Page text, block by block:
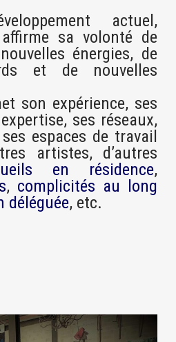
actuel,
sa volonté de
énergies, de
et de nouvelles
son expérience, ses
ses réseaux,
espaces de travail
artistes, d’autres
en résidence,
, complicités au long
déléguée, etc.